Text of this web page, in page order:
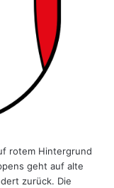
rotem Hintergrund
geht auf alte
zurück. Die